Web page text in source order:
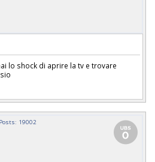
lo shock di aprire la tv e trovare
Posts: 19002